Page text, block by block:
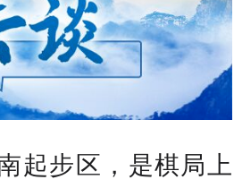
起步区，是棋局上